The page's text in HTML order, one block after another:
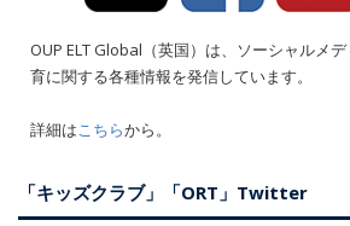
OUP ELT Global（英国）は、ソーシャルメ
育に関する各種情報を発信しています。
詳細はこちらから。
「キッズクラブ」「ORT」Twitter